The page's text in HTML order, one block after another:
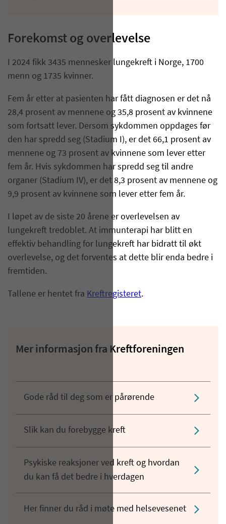
Forekomst og overlevelse
I 2024 fikk 3435 mennesker lungekreft i Norge, 1700
menn og 1735 kvinner.
Fem år etter at pasienten har fått diagnosen er det nå
28,4 prosent av mennene og 35,8 prosent av kvinnene
som fortsatt lever. Dersom sykdommen oppdages før
den har spredd seg (Stadium I), er det 66,1 prosent av
mennene og 73 prosent av kvinnene som lever etter
fem år. Hvis sykdommen har spredd seg til andre
organer (Stadium IV), er det 8,3 prosent av mennene og
9,9 prosent av kvinnene som lever etter fem år.
I løpet av de siste 20 årene er overlevelsen av
lungekreft tredoblet. At immunterapi har blitt en
effektiv behandling for lungekreft har bidratt til økt
overlevelse, og det forventes at dette blir enda bedre i
fremtiden.
Tallene er hentet fra Kreftregisteret.
Mer informasjon fra Kreftforeningen
Gode råd til deg som er pårørende
Slik kan du forebygge kreft
Psykiske reaksjoner ved kreft og hvordan
du kan få det bedre i hverdagen
Her finner du råd i møte med helsevesenet